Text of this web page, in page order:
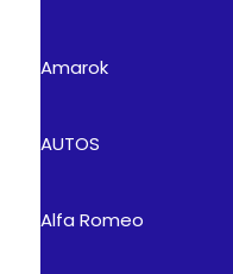
Amarok
AUTOS
Alfa Romeo